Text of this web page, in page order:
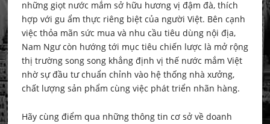
những giọt nước mắm sở hữu hương vị đậm đà, thích
hợp với gu ẩm thực riêng biệt của người Việt. Bên cạnh
việc thỏa mãn sức mua và nhu cầu tiêu dùng nội địa,
Nam Ngư còn hướng tới mục tiêu chiến lược là mở rộng
thị trường song song khẳng định vị thế nước mắm Việt
nhờ sự đầu tư chuẩn chỉnh vào hệ thống nhà xưởng,
chất lượng sản phẩm cùng việc phát triển nhãn hàng.
Hãy cùng điểm qua những thông tin cơ sở về doanh